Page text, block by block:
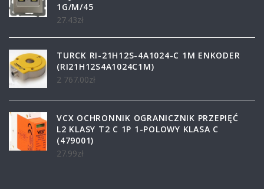
1G/M/45
27.43zł
TURCK RI-21H12S-4A1024-C 1M ENKODER
(RI21H12S4A1024C1M)
2 767.00zł
VCX OCHRONNIK OGRANICZNIK PRZEPIĘĆ
L2 KLASY T2 C 1P 1-POLOWY KLASA C
(479001)
27.99zł